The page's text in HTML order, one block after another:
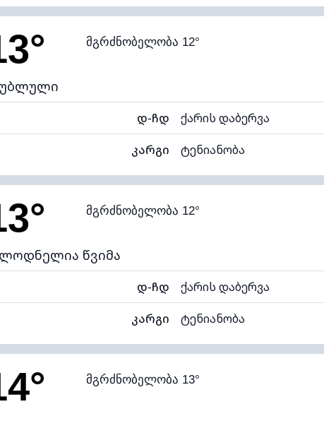
87% (კომფორტული) ღრუბლიანობა
12°C ხილვადობა
მგრძნობელობა 12°
დ-ჩდ ქარის დაბერვა
კარგი ტენიანობა
89% (კომფორტული) ღრუბლიანობა
11°C ხილვადობა
მგრძნობელობა 12°
წვიმა
დ-ჩდ ქარის დაბერვა
კარგი ტენიანობა
89% (კომფორტული) ღრუბლიანობა
12°C ხილვადობა
მგრძნობელობა 13°